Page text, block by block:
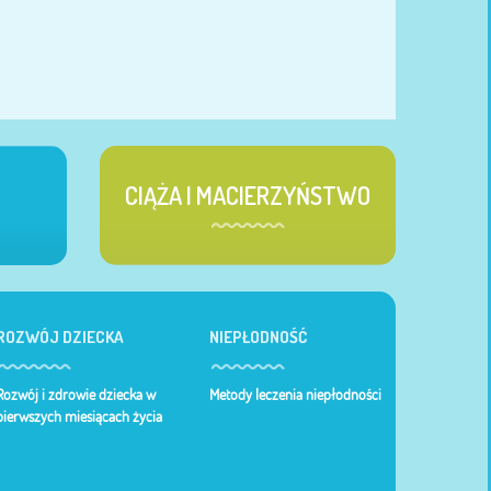
CIĄŻA I MACIERZYŃSTWO
DZIECKA
i zdrowie dziecka w
miesiącach życia
NIEPŁODNOŚĆ
Metody leczenia niepłodności